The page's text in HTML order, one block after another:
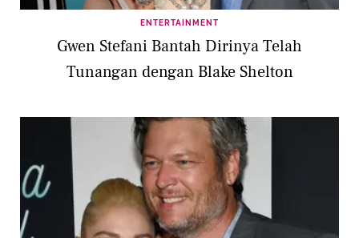
ENTERTAINMENT
Gwen Stefani Bantah Dirinya Telah
Tunangan dengan Blake Shelton